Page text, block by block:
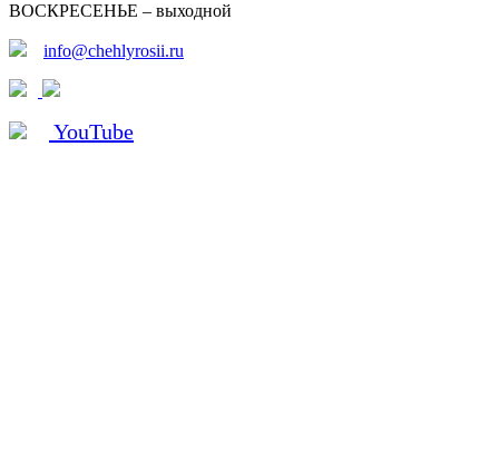
ВОСКРЕСЕНЬЕ – выходной
info@chehlyrosii.ru
YouTube